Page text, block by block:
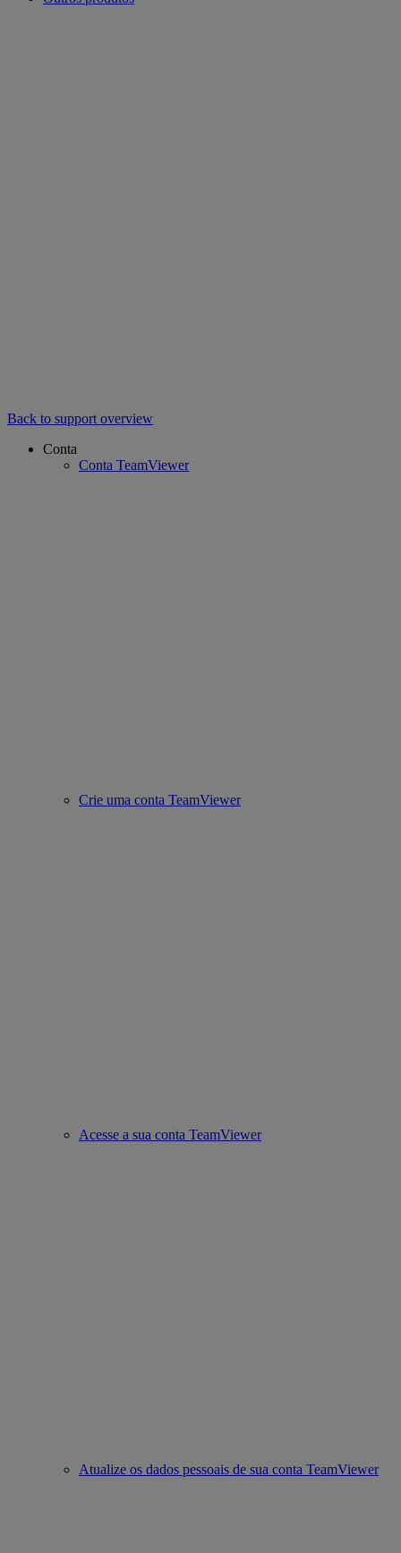
Back to support overview
Conta
Conta TeamViewer
Crie uma conta TeamViewer
Acesse a sua conta TeamViewer
Atualize os dados pessoais de sua conta TeamViewer